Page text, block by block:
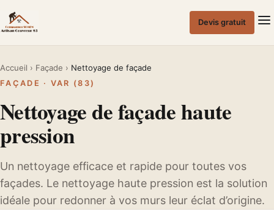
contenu
Devis gratuit
Accueil › Façade › Nettoyage de façade
FAÇADE · VAR (83)
Nettoyage de façade haute
pression
Un nettoyage efficace et rapide pour toutes vos
façades. Le nettoyage haute pression est la solution
idéale pour redonner à vos murs leur éclat d’origine.